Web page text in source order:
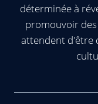
déterminée à
promouvoir
attendent d'être